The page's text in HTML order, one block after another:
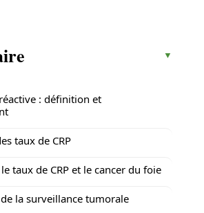
: définition et
taux de CRP
taux de CRP et le cancer du foie
la surveillance tumorale